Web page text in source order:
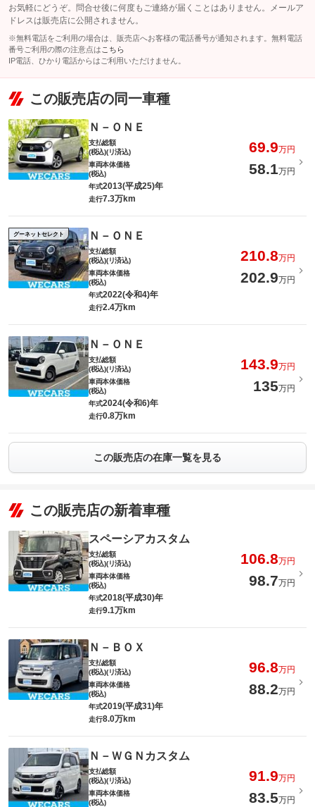
お気軽にどうぞ。問合せ後に何度もご連絡が届くことはありません。メールア
ドレスは販売店に公開されません。
※無料電話をご利用の場合は、販売店へお客様の電話番号が通知されます。無料電話
番号ご利用の際の注意点は こちら
IP電話、ひかり電話からはご利用いただけません。
この販売店の同一車種
Ｎ－ＯＮＥ
支払総額
(税込)(リ済込)
69.9万円
車両本体価格
(税込)
58.1万円
年式2013(平成25)年
走行7.3万km
グーネットセレクト Ｎ－ＯＮＥ
支払総額
(税込)(リ済込)
210.8万円
車両本体価格
(税込)
202.9万円
年式2022(令和4)年
走行2.4万km
Ｎ－ＯＮＥ
支払総額
(税込)(リ済込)
143.9万円
車両本体価格
(税込)
135万円
年式2024(令和6)年
走行0.8万km
この販売店の在庫一覧を見る
この販売店の新着車種
スペーシアカスタム
支払総額
(税込)(リ済込)
106.8万円
車両本体価格
(税込)
98.7万円
年式2018(平成30)年
走行9.1万km
Ｎ－ＢＯＸ
支払総額
(税込)(リ済込)
96.8万円
車両本体価格
(税込)
88.2万円
年式2019(平成31)年
走行8.0万km
Ｎ－ＷＧＮカスタム
支払総額
(税込)(リ済込)
91.9万円
車両本体価格
(税込)
83.5万円